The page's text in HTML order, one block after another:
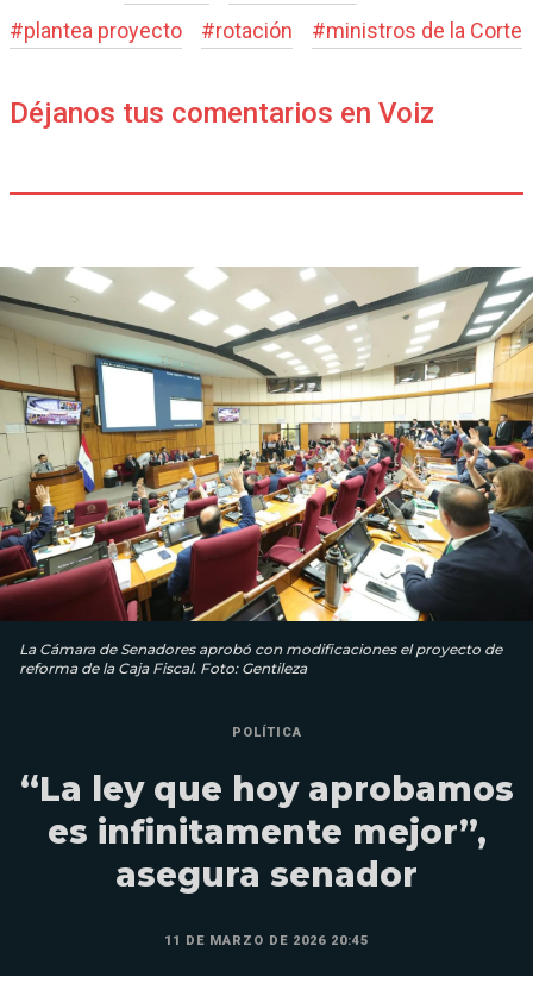
#plantea proyecto #rotación #ministros de la Corte
Déjanos tus comentarios en Voiz
La Cámara de Senadores aprobó con modificaciones el proyecto de
reforma de la Caja Fiscal. Foto: Gentileza
POLÍTICA
“La ley que hoy aprobamos
es infinitamente mejor”,
asegura senador
11 DE MARZO DE 2026 20:45